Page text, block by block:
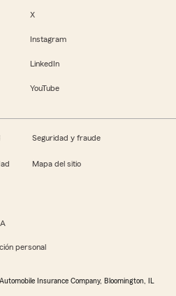
X
Instagram
LinkedIn
YouTube
Seguridad y fraude
Mapa del sitio
personal
Insurance Company, Bloomington, IL